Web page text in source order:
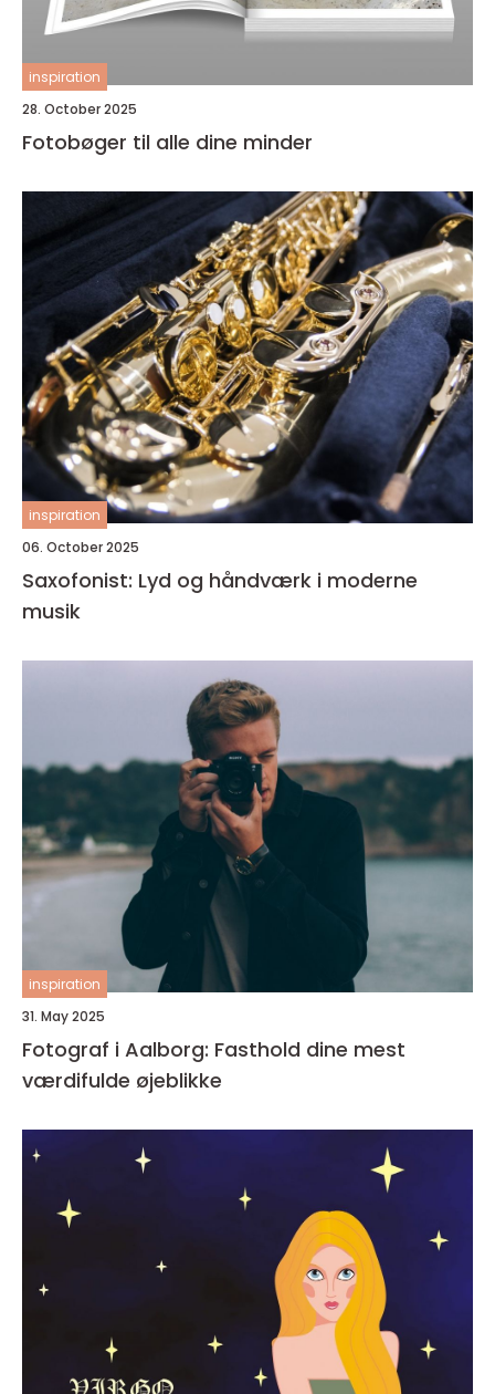
inspiration
28. October 2025
Fotobøger til alle dine minder
inspiration
06. October 2025
Saxofonist: Lyd og håndværk i moderne
musik
inspiration
31. May 2025
Fotograf i Aalborg: Fasthold dine mest
værdifulde øjeblikke